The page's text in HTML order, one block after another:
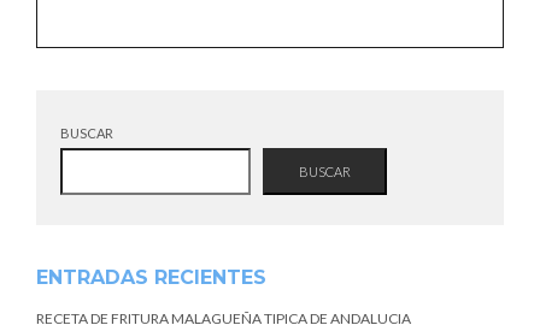
BUSCAR
BUSCAR
ENTRADAS RECIENTES
RECETA DE FRITURA MALAGUEÑA TIPICA DE ANDALUCIA